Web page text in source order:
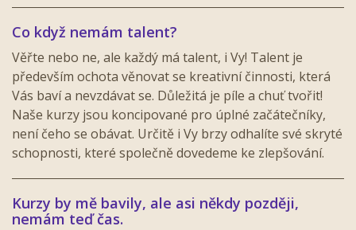
Co když nemám talent?
Věřte nebo ne, ale každý má talent, i Vy! Talent je
především ochota věnovat se kreativní činnosti, která
Vás baví a nevzdávat se. Důležitá je píle a chuť tvořit!
Naše kurzy jsou koncipované pro úplné začátečníky,
není čeho se obávat. Určitě i Vy brzy odhalíte své skryté
schopnosti, které společně dovedeme ke zlepšování.
Kurzy by mě bavily, ale asi někdy později,
nemám teď čas.